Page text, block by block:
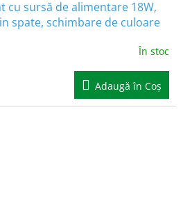
cu sursă de alimentare 18W,
spate, schimbare de culoare
În stoc
Adaugă în Coş